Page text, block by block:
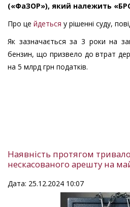
(«ФаЗОР»), який належить
Про це йдеться у рішенні суду,
Як зазначається за 3 роки на
бензин, що призвело до втрат
на 5 млрд грн податків.
Наявність протягом
нескасованого арешту на
Дата: 25.12.2024 10:07